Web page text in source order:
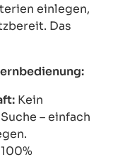
einlegen,
Das
Kein
– einfach